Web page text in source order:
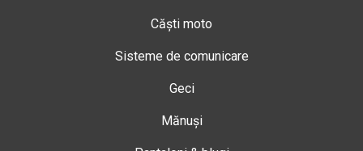
Căști moto
Sisteme de comunicare
Geci
Mănuși